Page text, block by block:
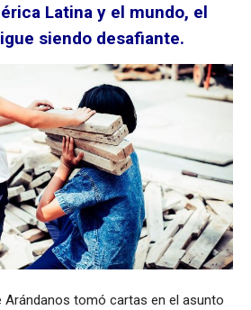
Latina y el mundo, el
siendo desafiante.
Arándanos tomó cartas en el asunto